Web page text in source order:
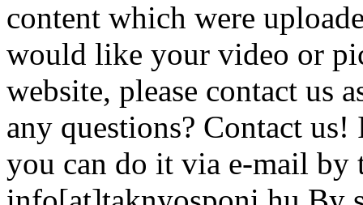
content which were
would like your video or
website, please contact us
any questions? Contact
you can do it via e-mail by